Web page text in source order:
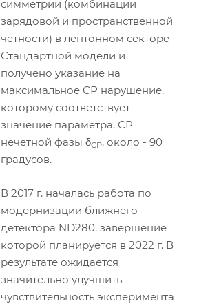
симметрии (комбинации
зарядовой и пространственной
четности) в лептонном секторе
Стандартной модели и
получено указание на
максимальное СР нарушение,
которому соответствует
значение параметра, СР
нечетной фазы δCР, около - 90
градусов.
В 2017 г. началась работа по
модернизации ближнего
детектора ND280, завершение
которой планируется в 2022 г. В
результате ожидается
значительно улучшить
чувствительность эксперимента